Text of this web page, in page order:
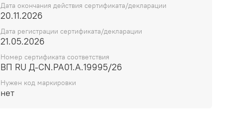
Дата окончания действия сертификата/декларации
20.11.2026
Дата регистрации сертификата/декларации
21.05.2026
Номер сертификата соответствия
ВП RU Д-CN.РА01.А.19995/26
Нужен код маркировки
нет